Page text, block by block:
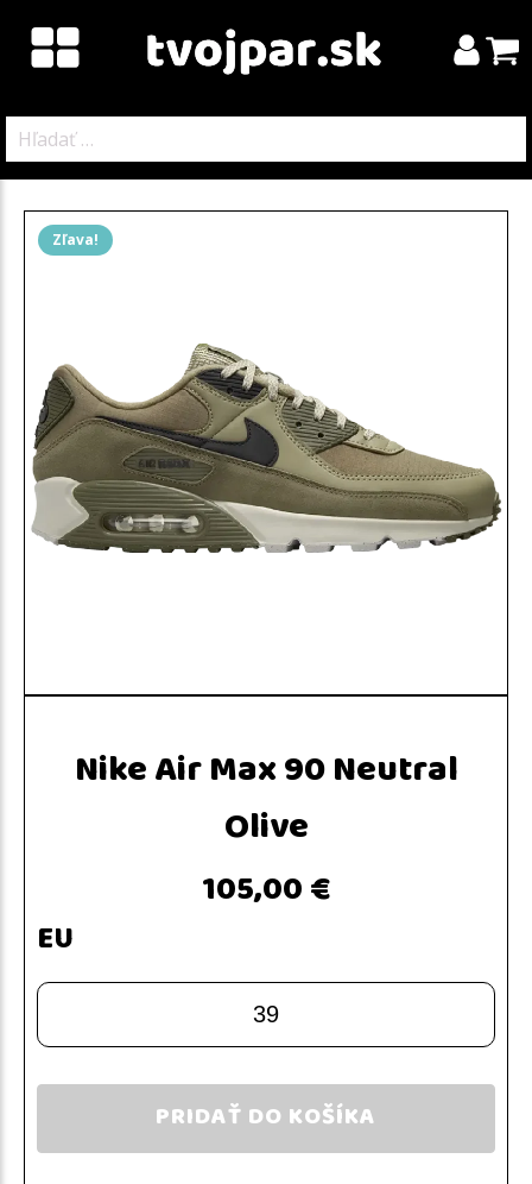
Zľava!
Nike Air Max 90 Neutral
Olive
105,00 €
EU
39
PRIDAŤ DO KOŠÍKA